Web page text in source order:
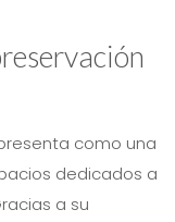
como una
dedicados a
a su